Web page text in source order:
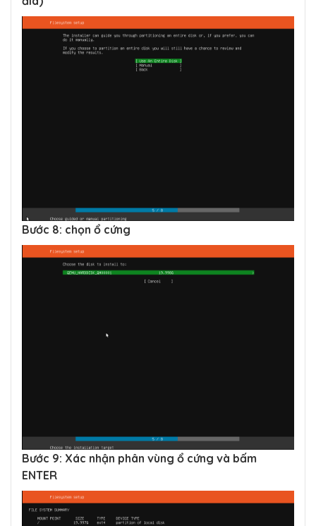
Bước 8: chọn ổ cứng
Bước 9: Xác nhận phân vùng ổ cứng và bấm
ENTER